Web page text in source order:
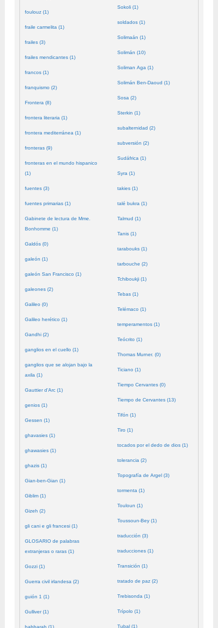
foulouz (1)
fraile carmelita (1)
frailes (3)
frailes mendicantes (1)
francos (1)
franquismo (2)
Frontera (8)
frontera literaria (1)
frontera mediterránea (1)
fronteras (9)
fronteras en el mundo hispanico
(1)
fuentes (3)
fuentes primarias (1)
Gabinete de lectura de Mme.
Bonhomme (1)
Galdós (0)
galeón (1)
galeón San Francisco (1)
galeones (2)
Galileo (0)
Galileo herético (1)
Gandhi (2)
ganglios en el cuello (1)
ganglios que se alojan bajo la
axila (1)
Gauttier d'Arc (1)
genios (1)
Gessen (1)
ghavasies (1)
ghawasies (1)
ghazis (1)
Gian-ben-Gian (1)
Giblim (1)
Gizeh (2)
gli cani e gli francesi (1)
GLOSARIO de palabras
extranjeras o raras (1)
Gozzi (1)
Guerra civil irlandesa (2)
guión 1 (1)
Gulliver (1)
habbarah (1)
Sokoli (1)
soldados (1)
Solimaán (1)
Solimán (10)
Soliman Aga (1)
Solimán Ben-Daoud (1)
Sosa (2)
Sterkin (1)
subalternidad (2)
subversión (2)
Sudáfrica (1)
Syra (1)
takies (1)
talé bukra (1)
Talmud (1)
Tanis (1)
tarabouks (1)
tarbouche (2)
Tchiboukji (1)
Tebas (1)
Telémaco (1)
temperamentos (1)
Teócrito (1)
Thomas Murner. (0)
Ticiano (1)
Tiempo Cervantes (0)
Tiempo de Cervantes (13)
Tifón (1)
Tiro (1)
tocados por el dedo de dios (1)
tolerancia (2)
Topografía de Argel (3)
tormenta (1)
Touloun (1)
Toussoun-Bey (1)
traducción (3)
traducciones (1)
Transición (1)
tratado de paz (2)
Trebisonda (1)
Trípolo (1)
Tubal (1)